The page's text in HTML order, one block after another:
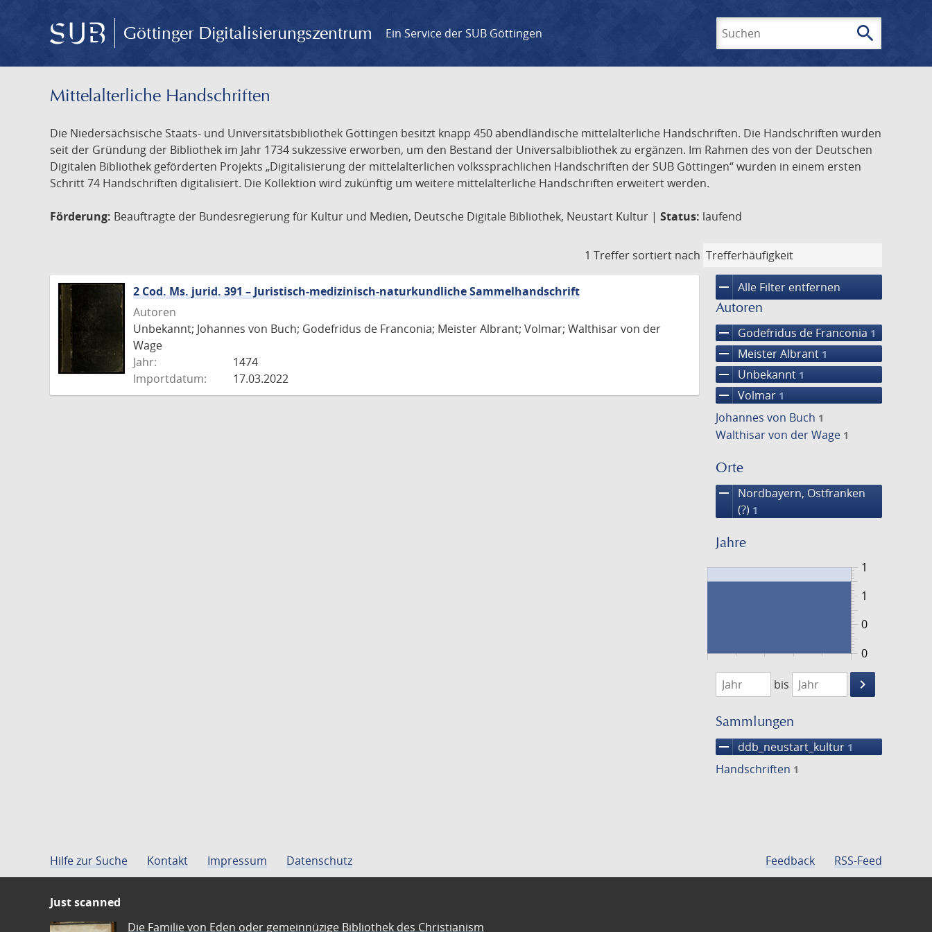
Göttinger Digitalisierungszentrum Ein Service der SUB Göttingen search
Mittelalterliche Handschriften
Die Niedersächsische Staats- und Universitätsbibliothek Göttingen besitzt knapp 450 abendländische mittelalterliche Handschriften. Die Handschriften wurden
seit der Gründung der Bibliothek im Jahr 1734 sukzessive erworben, um den Bestand der Universalbibliothek zu ergänzen. Im Rahmen des von der Deutschen
Digitalen Bibliothek geförderten Projekts „Digitalisierung der mittelalterlichen volkssprachlichen Handschriften der SUB Göttingen“ wurden in einem ersten
Schritt 74 Handschriften digitalisiert. Die Kollektion wird zukünftig um weitere mittelalterliche Handschriften erweitert werden.
Förderung: Beauftragte der Bundesregierung für Kultur und Medien, Deutsche Digitale Bibliothek, Neustart Kultur | Status: laufend
1 Treffer sortiert nach
remove Alle Filter entfernen
Autoren
remove Godefridus de Franconia 1
remove Meister Albrant 1
remove Unbekannt 1
remove Volmar 1
Johannes von Buch 1
Walthisar von der Wage 1
Orte
remove
Nordbayern, Ostfranken
(?) 1
Jahre
0
1
0
1
1474
1475
bis
keyboard_arrow_right
Suche
Sammlungen
remove ddb_neustart_kultur 1
Handschriften 1
2 Cod. Ms. jurid. 391 – Juristisch-medizinisch-naturkundliche Sammelhandschrift
Autoren
Unbekannt; Johannes von Buch; Godefridus de Franconia; Meister Albrant; Volmar; Walthisar von der
Wage
Jahr:
1474
Importdatum:
17.03.2022
Hilfe zur Suche Kontakt Impressum Datenschutz Feedback RSS-Feed
Just scanned
Die Familie von Eden oder gemeinnüzige Bibliothek des Christianism